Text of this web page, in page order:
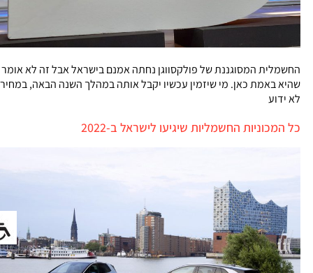
החשמלית המסוגננת של פולקסווגן נחתה אמנם בישראל אבל זה לא אומר
שהיא באמת כאן. מי שיזמין עכשיו יקבל אותה במהלך השנה הבאה, במחיר
לא ידוע
כל המכוניות החשמליות שיגיעו לישראל ב-2022